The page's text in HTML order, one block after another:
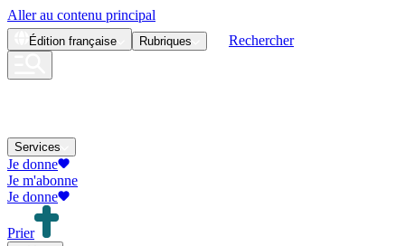
Aller au contenu principal
Édition française Rubriques Rechercher
Services
Je donne
Je m'abonne
Je donne
Prier